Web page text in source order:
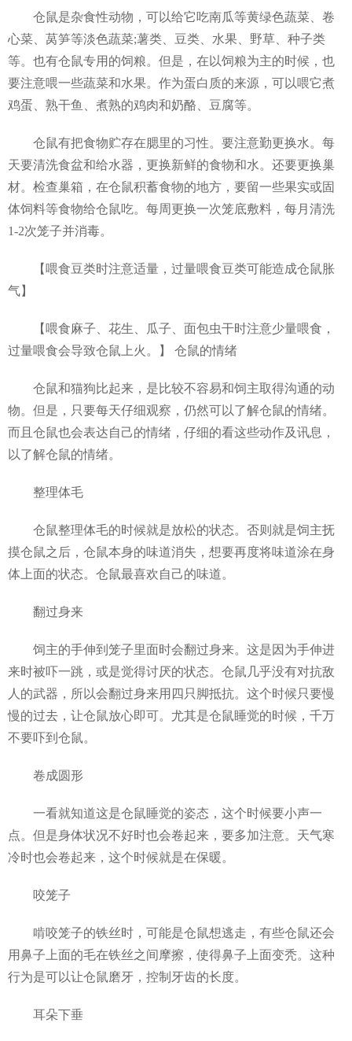
仓鼠是杂食性动物，可以给它吃南瓜等黄绿色蔬菜、卷
心菜、莴笋等淡色蔬菜;薯类、豆类、水果、野草、种子类
等。也有仓鼠专用的饲粮。但是，在以饲粮为主的时候，也
要注意喂一些蔬菜和水果。作为蛋白质的来源，可以喂它煮
鸡蛋、熟干鱼、煮熟的鸡肉和奶酪、豆腐等。
仓鼠有把食物贮存在腮里的习性。要注意勤更换水。每
天要清洗食盆和给水器，更换新鲜的食物和水。还要更换巢
材。检查巢箱，在仓鼠积蓄食物的地方，要留一些果实或固
体饲料等食物给仓鼠吃。每周更换一次笼底敷料，每月清洗
1-2次笼子并消毒。
【喂食豆类时注意适量，过量喂食豆类可能造成仓鼠胀
气】
【喂食麻子、花生、瓜子、面包虫干时注意少量喂食，
过量喂食会导致仓鼠上火。】 仓鼠的情绪
仓鼠和猫狗比起来，是比较不容易和饲主取得沟通的动
物。但是，只要每天仔细观察，仍然可以了解仓鼠的情绪。
而且仓鼠也会表达自己的情绪，仔细的看这些动作及讯息，
以了解仓鼠的情绪。
整理体毛
仓鼠整理体毛的时候就是放松的状态。否则就是饲主抚
摸仓鼠之后，仓鼠本身的味道消失，想要再度将味道涂在身
体上面的状态。仓鼠最喜欢自己的味道。
翻过身来
饲主的手伸到笼子里面时会翻过身来。这是因为手伸进
来时被吓一跳，或是觉得讨厌的状态。仓鼠几乎没有对抗敌
人的武器，所以会翻过身来用四只脚抵抗。这个时候只要慢
慢的过去，让仓鼠放心即可。尤其是仓鼠睡觉的时候，千万
不要吓到仓鼠。
卷成圆形
一看就知道这是仓鼠睡觉的姿态，这个时候要小声一
点。但是身体状况不好时也会卷起来，要多加注意。天气寒
冷时也会卷起来，这个时候就是在保暖。
咬笼子
啃咬笼子的铁丝时，可能是仓鼠想逃走，有些仓鼠还会
用鼻子上面的毛在铁丝之间摩擦，使得鼻子上面变秃。这种
行为是可以让仓鼠磨牙，控制牙齿的长度。
耳朵下垂